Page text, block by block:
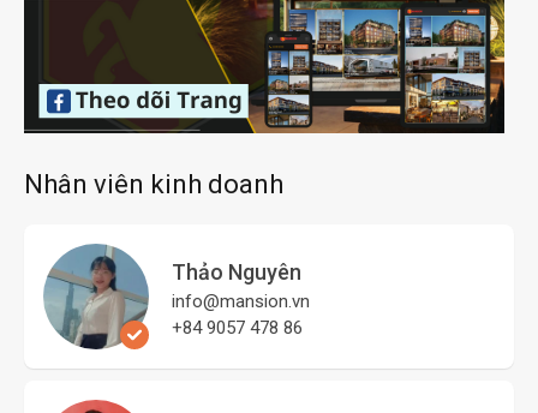
Nhân viên kinh doanh
Thảo Nguyên
info@mansion.vn
+84 9057 478 86